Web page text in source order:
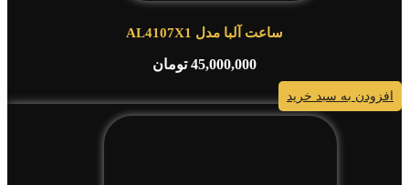
ساعت آلبا مدل AL4107X1
45,000,000 تومان
افزودن به سبد خرید